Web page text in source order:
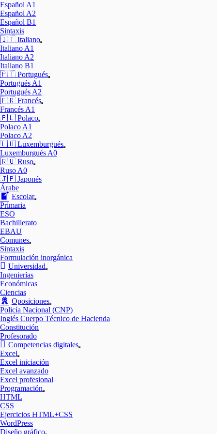
Mostrar
Español A1
Español A2
Español B1
Sintaxis
🇮🇹 Italiano
Mostrar
Italiano A1
Italiano A2
Italiano B1
🇵🇹 Portugués
Mostrar
Portugués A1
Portugués A2
🇫🇷 Francés
Mostrar
Francés A1
🇵🇱 Polaco
Mostrar
submenú
Polaco A1
Polaco A2
🇱🇺 Luxemburgués
Mostrar
Luxemburgués A0
🇷🇺 Ruso
Mostrar
el
submenú
Ruso A0
🇯🇵 Japonés
Árabe
Escolar
Mostrar
Primaria
ESO
Bachillerato
EBAU
Comunes
Mostrar
el
submenú
Sintaxis
Formulación inorgánica
Universidad
Mostrar
Ingenierías
Económicas
Ciencias
Oposiciones
Mostrar
el
submenú
Policía Nacional (CNP)
Inglés Cuerpo Técnico de Hacienda
Constitución
Profesorado
Competencias digitales
Mostrar
Excel
Mostrar
el
submenú
Excel iniciación
Excel avanzado
Excel profesional
Programación
Mostrar
HTML
CSS
Ejercicios HTML+CSS
WordPress
Diseño gráfico